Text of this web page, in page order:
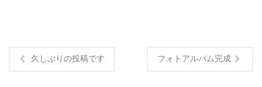
久しぶりの投稿です フォトアルバム完成